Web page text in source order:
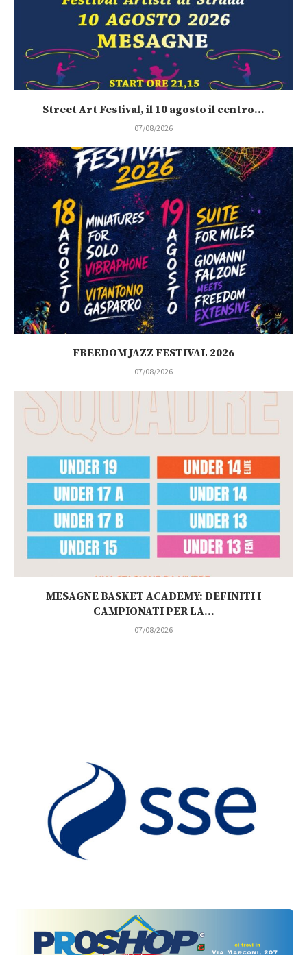
Street Art Festival, il 10 agosto il centro...
07/08/2026
FREEDOM JAZZ FESTIVAL 2026
07/08/2026
MESAGNE BASKET ACADEMY: DEFINITI I
CAMPIONATI PER LA...
07/08/2026